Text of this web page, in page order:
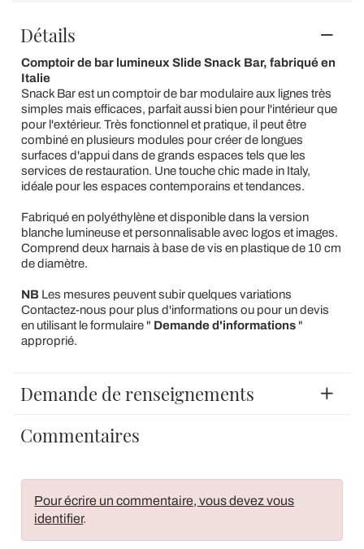
Détails
Comptoir de bar lumineux Slide Snack Bar, fabriqué en
Italie
Snack Bar est un comptoir de bar modulaire aux lignes très
simples mais efficaces, parfait aussi bien pour l'intérieur que
pour l'extérieur. Très fonctionnel et pratique, il peut être
combiné en plusieurs modules pour créer de longues
surfaces d'appui dans de grands espaces tels que les
services de restauration. Une touche chic made in Italy,
idéale pour les espaces contemporains et tendances.
Fabriqué en polyéthylène et disponible dans la version
blanche lumineuse et personnalisable avec logos et images.
Comprend deux harnais à base de vis en plastique de 10 cm
de diamètre.
NBLes mesures peuvent subir quelques variations
Contactez-nous pour plus d'informations ou pour un devis
en utilisant le formulaire " Demande d'informations"
approprié.
Demande de renseignements
Commentaires
Pour écrire un commentaire, vous devez vous
identifier.